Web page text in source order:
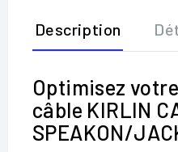
Description
Optimisez
câble KIRLIN
SPEAKON/